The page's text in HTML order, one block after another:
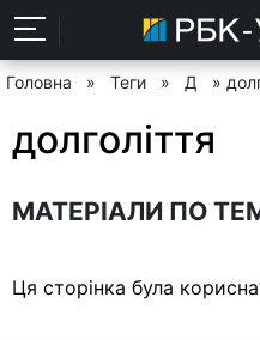
Головна » Теги » Д »
долголіття
МАТЕРІАЛИ ПО
Ця сторінка була